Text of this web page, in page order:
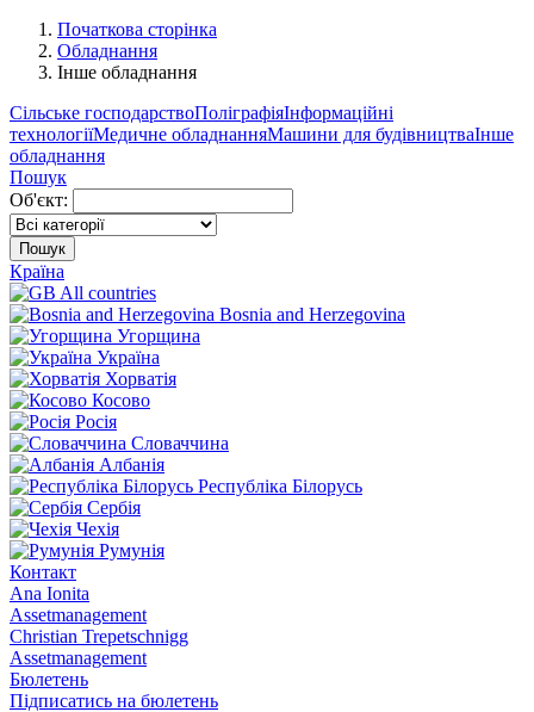
Початкова сторінка
Обладнання
Інше обладнання
Сільське господарствоПоліграфіяІнформаційні
технологіїМедичне обладнанняМашини для будівництваІнше
обладнання
Пошук
Об'єкт:
Пошук
Країна
All countries
Bosnia and Herzegovina
Угорщина
Україна
Хорватія
Косово
Росія
Словаччина
Албанія
Республіка Білорусь
Сербія
Чехія
Румунія
Контакт
Ana Ionita
Assetmanagement
Christian Trepetschnigg
Assetmanagement
Бюлетень
Підписатись на бюлетень